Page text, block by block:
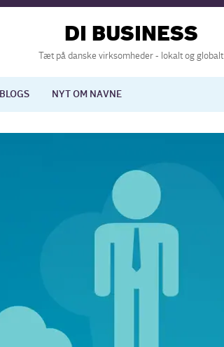
DI BUSINESS
Tæt på danske virksomheder - lokalt og globalt
BLOGS NYT OM NAVNE
Europapolitik